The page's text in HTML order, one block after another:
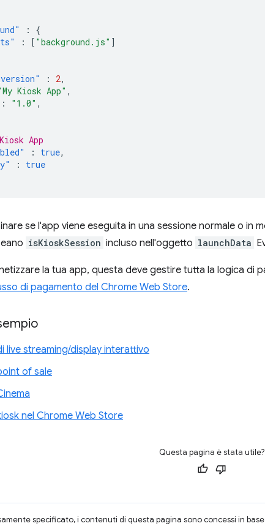
:
{
: [ "background.js" ]
: 2,
Kiosk App" ,
: "1.0" ,
App
: true,
:
true
se l'app viene eseguita in una sessione normale o in
isKioskSession incluso nell'oggetto launchData
la tua app, questa deve gestire tutta la logica di
di pagamento del Chrome Web Store.
live streaming/display interattivo
of sale
nel Chrome Web Store
Questa pagina è stata utile?
specificato, i contenuti di questa pagina sono concessi in